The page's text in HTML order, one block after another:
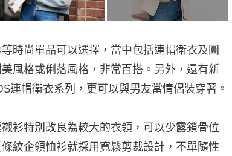
時尚單品可以選擇，當中包括連帽衛衣及圓
風格或俐落風格，非常百搭。另外，還有新
連帽衛衣系列，更可以與男友當情侶裝穿著。
衫特別改良為較大的衣領，可以少露鎖骨位
紋企領恤衫就採用寬鬆剪裁設計，不單隨性